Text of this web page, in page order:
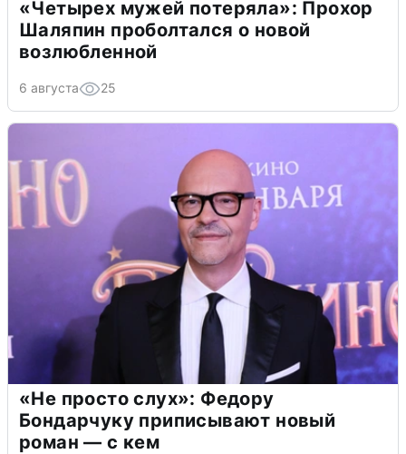
«Четырех мужей потеряла»: Прохор
Шаляпин проболтался о новой
возлюбленной
6 августа 25
«Не просто слух»: Федору
Бондарчуку приписывают новый
роман — с кем